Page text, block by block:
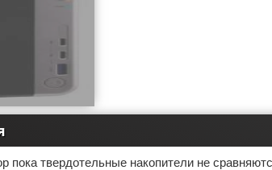
пока твердотельные накопители не